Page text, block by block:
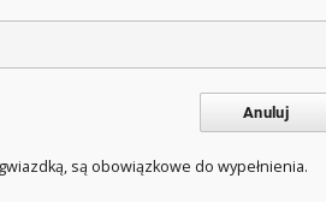
Anuluj
są obowiązkowe do wypełnienia.